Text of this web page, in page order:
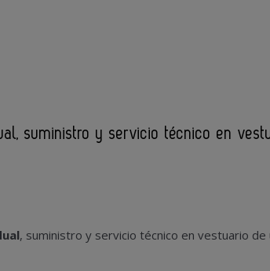
suministro y servicio técnico en
, suministro y servicio técnico en vestuario de